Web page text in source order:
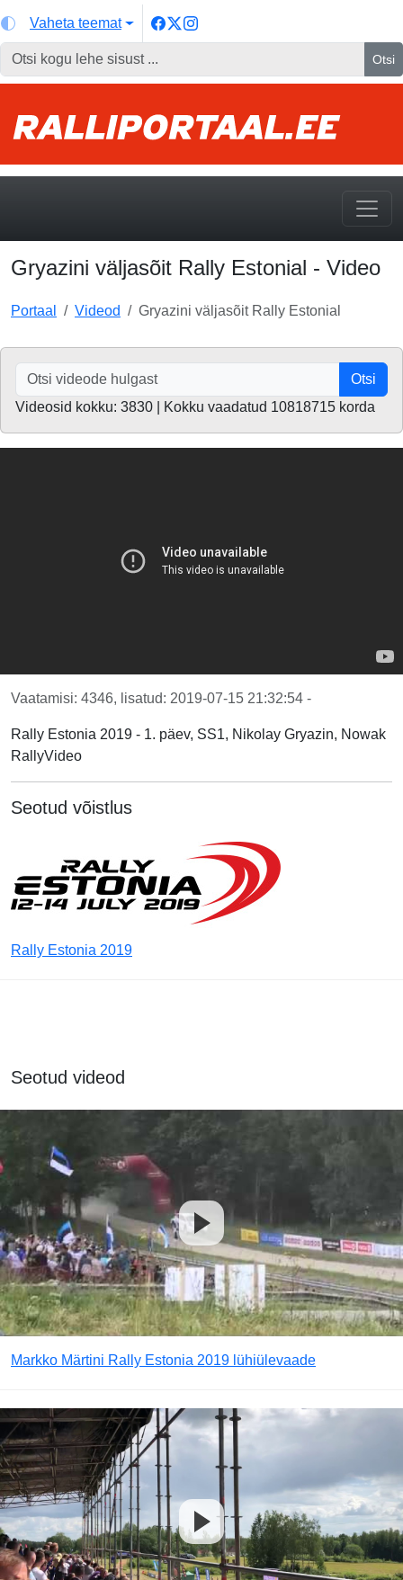
Vaheta teemat
Otsi
Gryazini väljasõit Rally Estonial - Video
Portaal Videod Gryazini väljasõit Rally Estonial
Otsi
Videosid kokku: 3830 | Kokku vaadatud 10818715 korda
Vaatamisi: 4346, lisatud: 2019-07-15 21:32:54 -
Rally Estonia 2019 - 1. päev, SS1, Nikolay Gryazin, Nowak
RallyVideo
Seotud võistlus
Rally Estonia 2019
Seotud videod
Markko Märtini Rally Estonia 2019 lühiülevaade